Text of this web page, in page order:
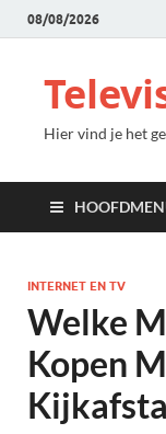
08/08/2026
Hier vind je het
INTERNET EN TV
Welke
Kopen